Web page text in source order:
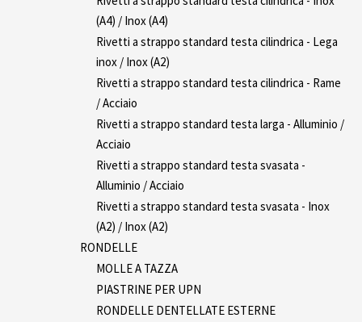
(A4) / Inox (A4)
Rivetti a strappo standard testa cilindrica - Lega
inox / Inox (A2)
Rivetti a strappo standard testa cilindrica - Rame
/ Acciaio
Rivetti a strappo standard testa larga - Alluminio /
Acciaio
Rivetti a strappo standard testa svasata -
Alluminio / Acciaio
Rivetti a strappo standard testa svasata - Inox
(A2) / Inox (A2)
RONDELLE
MOLLE A TAZZA
PIASTRINE PER UPN
RONDELLE DENTELLATE ESTERNE